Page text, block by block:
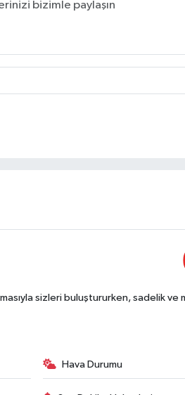
sizleri buluştururken, sadelik ve
Hava Durumu